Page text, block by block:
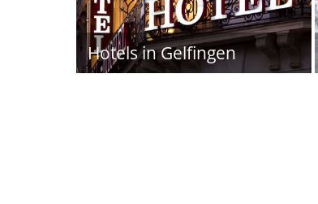
Hotels in Gelfingen